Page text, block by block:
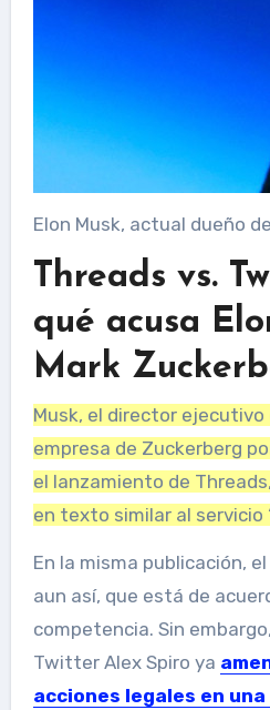
Elon Musk, actual dueño
Threads vs.
qué acusa
Mark
Musk, el director
empresa de Zuckerberg
el lanzamiento de
en texto similar al servicio
En la misma publicación,
aun así, que está de
competencia. Sin
Twitter Alex Spiro ya
acciones legales en